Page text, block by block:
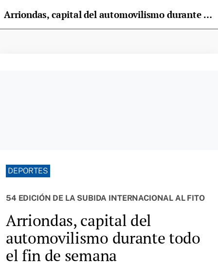
Arriondas, capital del automovilismo durante todo el fin de semana
DEPORTES
54 EDICIÓN DE LA SUBIDA INTERNACIONAL AL FITO
Arriondas, capital del
automovilismo durante todo
el fin de semana